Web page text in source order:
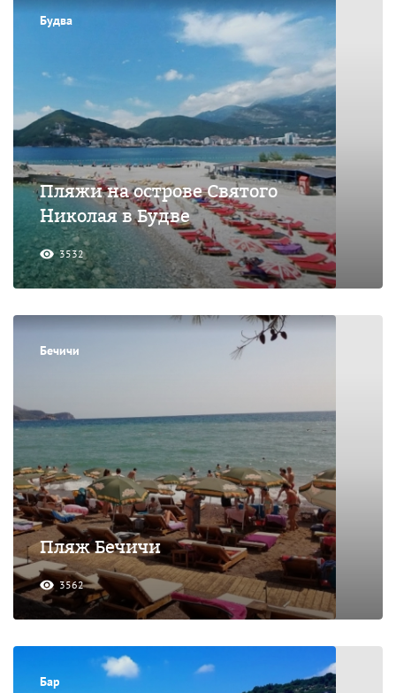
Будва
Пляжи на острове Святого
Николая в Будве
3532
Бечичи
Пляж Бечичи
3562
Бар